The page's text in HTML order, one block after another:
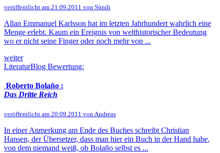
veröffentlicht am 21.09.2011 von Sündi
Allan Emmanuel Karlsson hat im letzten Jahrhundert wahrlich eine
Menge erlebt. Kaum ein Ereignis von welthistorischer Bedeutung
wo er nicht seine Finger oder noch mehr von ...
weiter
LiteraturBlog Bewertung:
Roberto Bolaño :
Das Dritte Reich
veröffentlicht am 20.09.2011 von Andreas
In einer Anmerkung am Ende des Buches schreibt Christian
Hansen, der Übersetzer, dass man hier ein Buch in der Hand habe,
von dem niemand weiß, ob Bolaño selbst es ...